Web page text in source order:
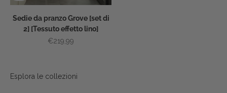
Sedie da pranzo Grove [set di
2] [Tessuto effetto lino]
Prezzo scontato
€219,99